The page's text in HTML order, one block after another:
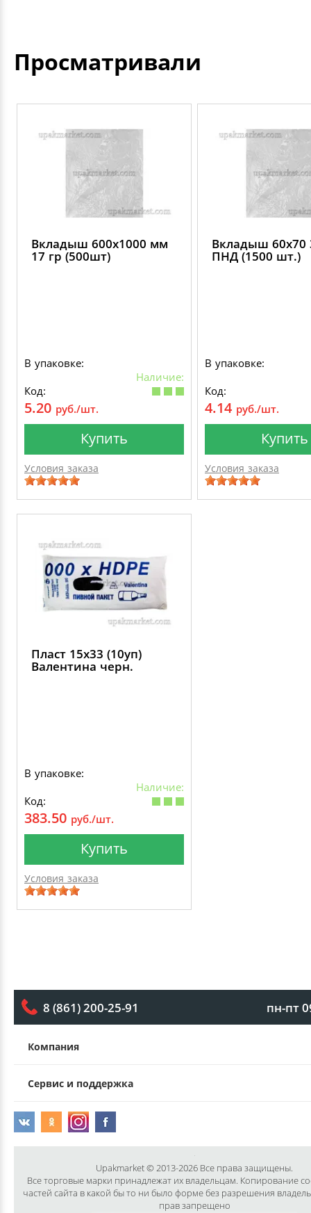
Просматривали
Вкладыш 600х1000 мм
17 гр (500шт)
В упаковке:
Наличие:
Код:
5.20 руб./шт.
Купить
Условия заказа
Вкладыш 60х70
ПНД (1500 шт.)
В упаковке:
Код:
4.14 руб./шт.
Купить
Условия заказа
Пласт 15х33 (10уп)
Валентина черн.
В упаковке:
Наличие:
Код:
383.50 руб./шт.
Купить
Условия заказа
8 (861) 200-25-91 пн-пт
Компания
Сервис и поддержка
Upakmarket © 2013-2026 Все права защищены.
Все торговые марки принадлежат их владельцам. Копирование
частей сайта в какой бы то ни было форме без разрешения
прав запрещено